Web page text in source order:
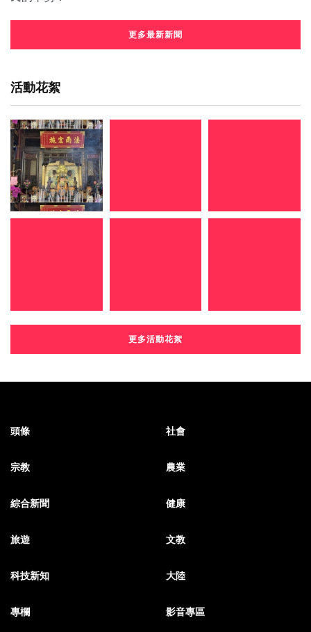
更多最新新聞
活動花絮
更多活動花絮
頭條 社會
宗教 農業
綜合新聞 健康
旅遊 文教
科技新知 大陸
專欄 影音專區